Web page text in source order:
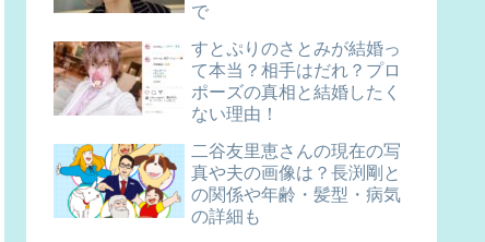
で
すとぷりのさとみが結婚っ
て本当？相手はだれ？プロ
ポーズの真相と結婚したく
ない理由！
二谷友里恵さんの現在の写
真や夫の画像は？長渕剛と
の関係や年齢・髪型・病気
の詳細も